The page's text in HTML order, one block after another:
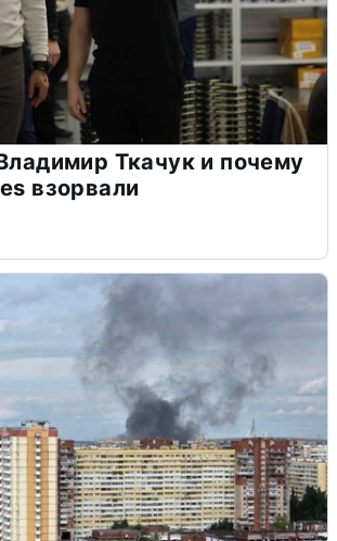
Ткачук и почему
взорвали